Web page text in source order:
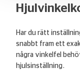
Har du rätt
snabbt fram ett
några vinkelfel
hjulsinställning.